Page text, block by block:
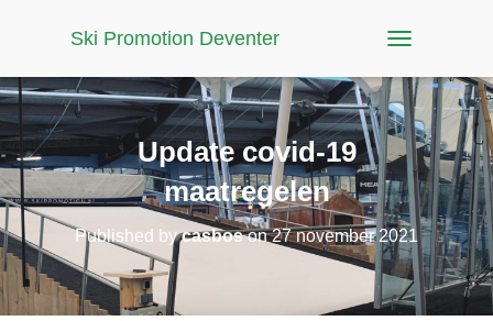
Ski Promotion Deventer
O
G
G
L
E
N
A
V
I
G
A
T
Update covid-19
maatregelen
Published bycasboson27 november 2021